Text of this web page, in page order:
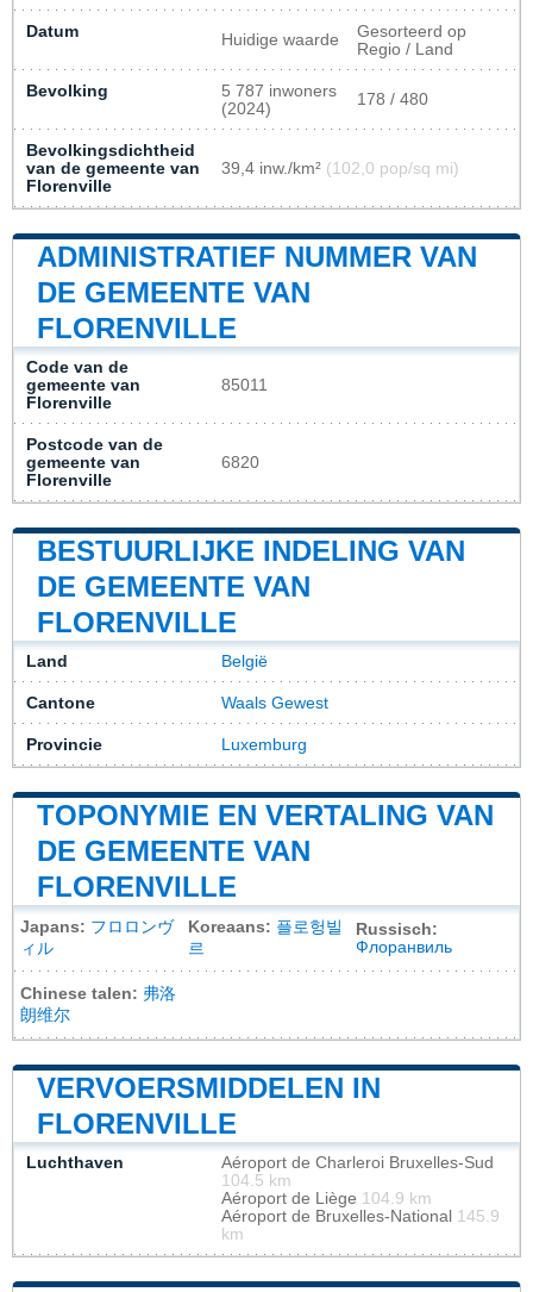
Datum Huidige waarde
Gesorteerd op
Regio / Land
Bevolking
5 787 inwoners
(2024)
178 / 480
Bevolkingsdichtheid
van de gemeente van
Florenville
39,4 inw./km² (102,0 pop/sq mi)
ADMINISTRATIEF NUMMER VAN
DE GEMEENTE VAN
FLORENVILLE
Code van de
gemeente van
Florenville
85011
Postcode van de
gemeente van
Florenville
6820
BESTUURLIJKE INDELING VAN
DE GEMEENTE VAN
FLORENVILLE
Land België
Cantone Waals Gewest
Provincie Luxemburg
TOPONYMIE EN VERTALING VAN
DE GEMEENTE VAN
FLORENVILLE
Japans: フロロンヴ
ィル
Koreaans: 플로헝빌
르
Russisch:
Флоранвиль
Chinese talen: 弗洛
朗维尔
VERVOERSMIDDELEN IN
FLORENVILLE
Luchthaven
Aéroport de Charleroi Bruxelles-Sud
104.5 km
Aéroport de Liège 104.9 km
Aéroport de Bruxelles-National 145.9
km